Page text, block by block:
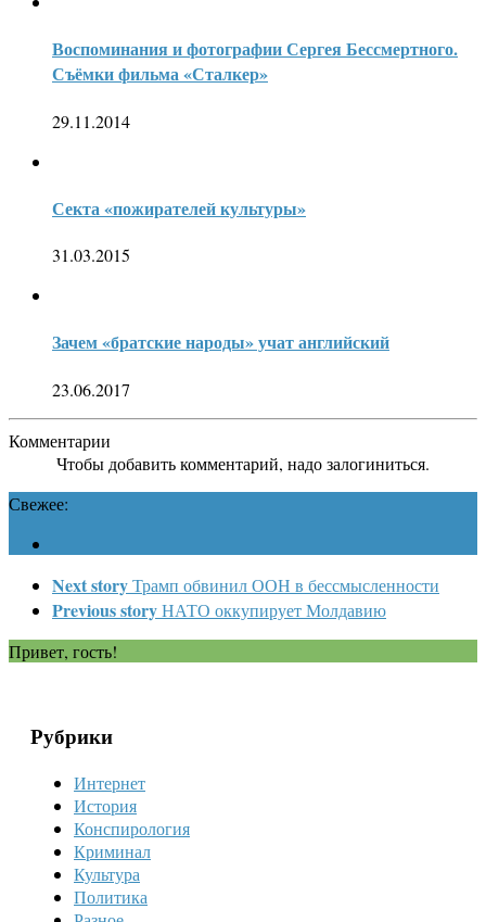
Воспоминания и фотографии Сергея Бессмертного.
Съёмки фильма «Сталкер»
29.11.2014
Секта «пожирателей культуры»
31.03.2015
Зачем «братские народы» учат английский
23.06.2017
Комментарии
Чтобы добавить комментарий, надо залогиниться.
Свежее:
Next storyТрамп обвинил ООН в бессмысленности
Previous storyНАТО оккупирует Молдавию
Привет, гость!
Рубрики
Интернет
История
Конспирология
Криминал
Культура
Политика